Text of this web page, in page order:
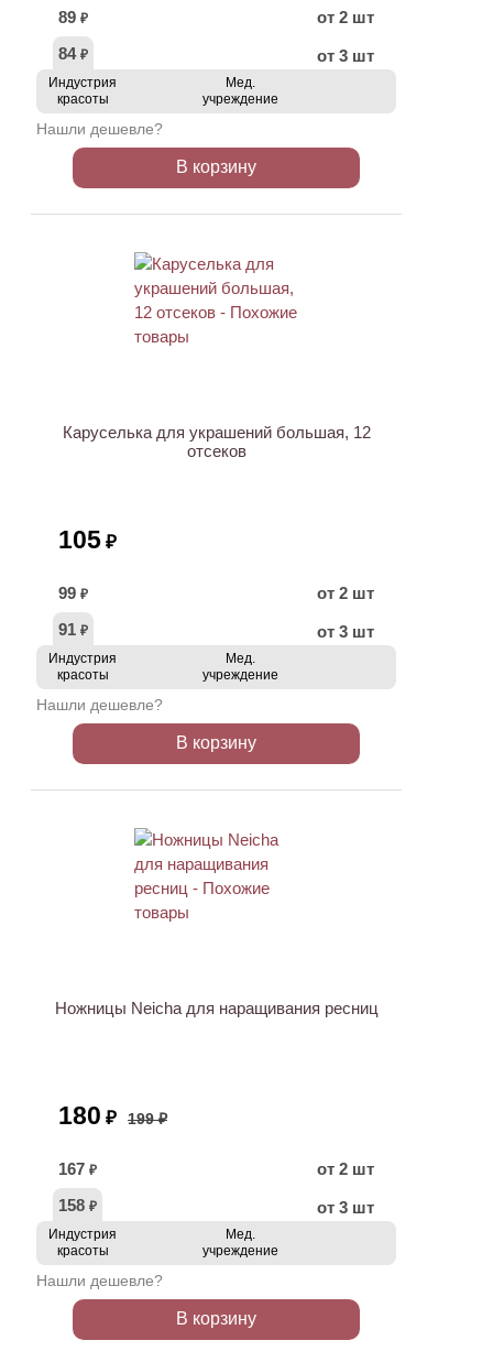
89 ₽
от 2 шт
84 ₽ от 3 шт
Индустрия
красоты
Мед.
учреждение
Нашли дешевле?
В корзину
Каруселька для украшений большая, 12
отсеков
105 ₽
99 ₽
от 2 шт
91 ₽ от 3 шт
Индустрия
красоты
Мед.
учреждение
Нашли дешевле?
В корзину
Ножницы Neicha для наращивания ресниц
180 ₽ 199 ₽
167 ₽
от 2 шт
158 ₽ от 3 шт
Индустрия
красоты
Мед.
учреждение
Нашли дешевле?
В корзину